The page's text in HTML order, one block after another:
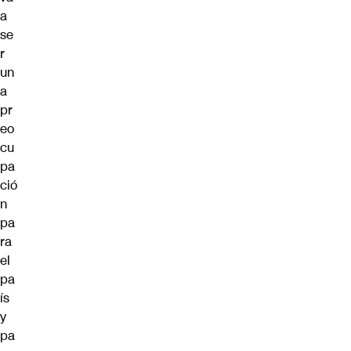
a
se
r
un
a
pr
eo
cu
pa
ció
n
pa
ra
el
pa
ís
y
pa